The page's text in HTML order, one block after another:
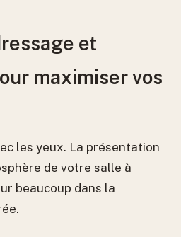
et
maximiser vos
les yeux. La présentation
de votre salle à
beaucoup dans la